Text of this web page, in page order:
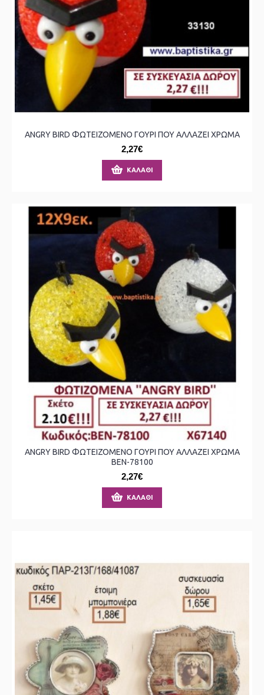
ANGRY BIRD ΦΩΤΕΙΖΟΜΕΝΟ ΓΟΥΡΙ ΠΟΥ ΑΛΛΑΖΕΙ ΧΡΩΜΑ
2,27€
ΚΑΛΆΘΙ
ANGRY BIRD ΦΩΤΕΙΖΟΜΕΝΟ ΓΟΥΡΙ ΠΟΥ ΑΛΛΑΖΕΙ ΧΡΩΜΑ
ΒΕΝ-78100
2,27€
ΚΑΛΆΘΙ